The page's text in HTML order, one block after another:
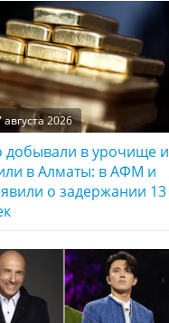
августа 2026
добывали в урочище и
в Алматы: в АФМ и
о задержании 13